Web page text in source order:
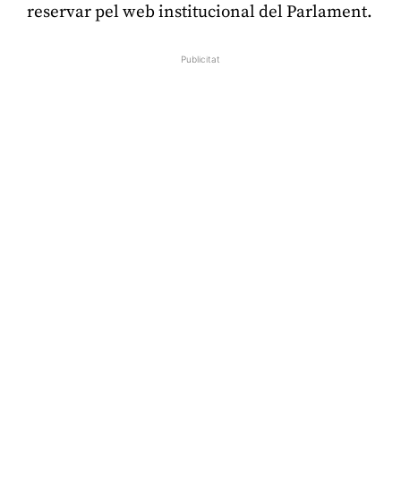
reservar pel web institucional del Parlament.
Publicitat